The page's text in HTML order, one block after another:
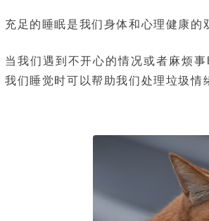
充足的睡眠是我们身体和心理健康的
当我们遇到不开心的情况或者麻烦
我们睡觉时可以帮助我们处理垃圾情